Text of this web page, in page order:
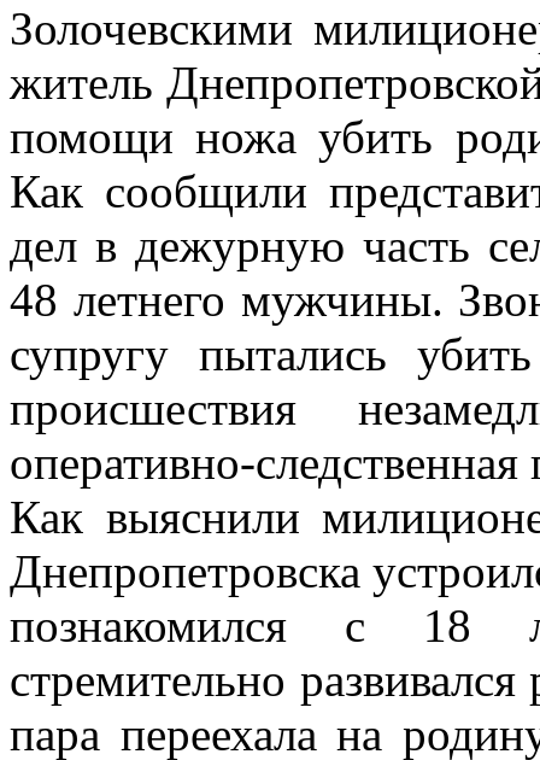
Золочевскими
житель
помощи ножа убить
Как сообщили
дел в дежурную часть
48 летнего мужчины.
супругу пытались
происшествия
оперативно-следственная
Как выяснили
Днепропетровска
познакомился с 18
стремительно
пара переехала на